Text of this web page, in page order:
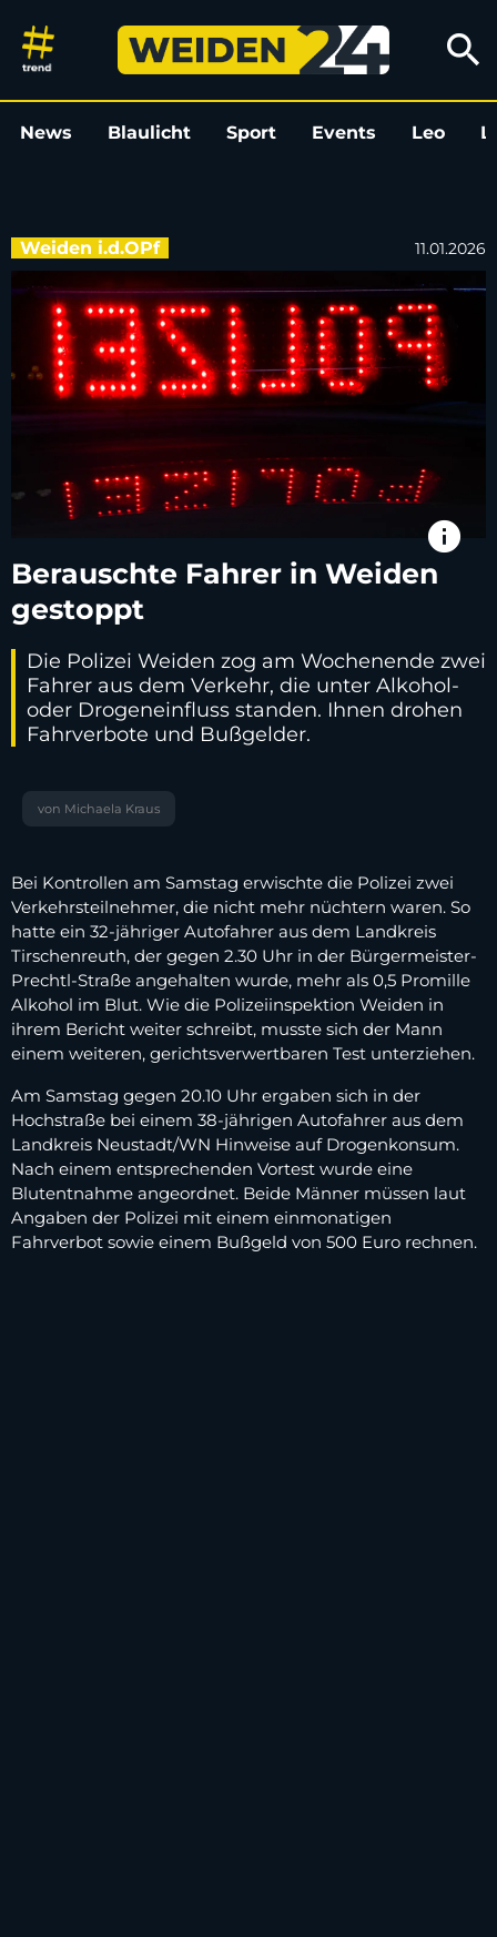
Berauschte Fahrer in Weiden
search
News Blaulicht Sport Events Leo
Weiden i.d.OPf 11.01.2026
info
Berauschte Fahrer in Weiden
gestoppt
Die Polizei Weiden zog am Wochenende zwei
Fahrer aus dem Verkehr, die unter Alkohol-
oder Drogeneinfluss standen. Ihnen drohen
Fahrverbote und Bußgelder.
von Michaela Kraus
Bei Kontrollen am Samstag erwischte die Polizei zwei
Verkehrsteilnehmer, die nicht mehr nüchtern waren. So
hatte ein 32-jähriger Autofahrer aus dem Landkreis
Tirschenreuth, der gegen 2.30 Uhr in der Bürgermeister-
Prechtl-Straße angehalten wurde, mehr als 0,5 Promille
Alkohol im Blut. Wie die Polizeiinspektion Weiden in
ihrem Bericht weiter schreibt, musste sich der Mann
einem weiteren, gerichtsverwertbaren Test unterziehen.
Am Samstag gegen 20.10 Uhr ergaben sich in der
Hochstraße bei einem 38-jährigen Autofahrer aus dem
Landkreis Neustadt/WN Hinweise auf Drogenkonsum.
Nach einem entsprechenden Vortest wurde eine
Blutentnahme angeordnet. Beide Männer müssen laut
Angaben der Polizei mit einem einmonatigen
Fahrverbot sowie einem Bußgeld von 500 Euro rechnen.